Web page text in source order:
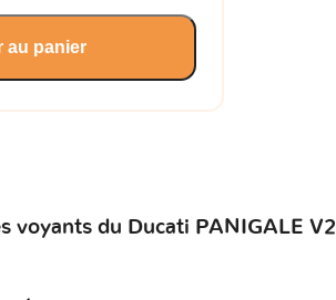
au panier
voyants du Ducati PANIGALE V2